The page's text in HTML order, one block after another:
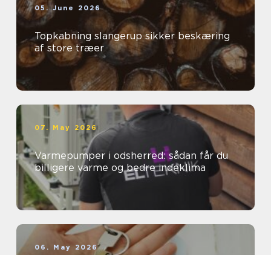
05. June 2026
Topkabning slangerup sikker beskæring
af store træer
07. May 2026
Varmepumper i odsherred: sådan får du
billigere varme og bedre indeklima
06. May 2026